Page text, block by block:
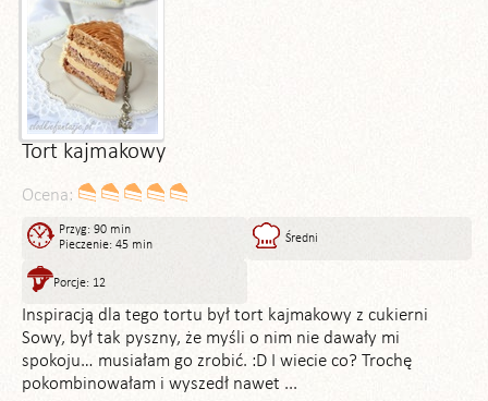
Tort kajmakowy
Ocena:
Przyg: 90 min
Pieczenie: 45 min
Średni
Porcje: 12
Inspiracją dla tego tortu był tort kajmakowy z cukierni
Sowy, był tak pyszny, że myśli o nim nie dawały mi
spokoju… musiałam go zrobić. :D I wiecie co? Trochę
pokombinowałam i wyszedł nawet ...